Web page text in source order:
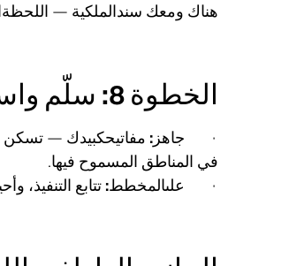
هناك ومعك سندالملكية —
الخطوة 8: سلّم واستلم
· جاهز: مفاتيحكبيدك — تسكن
في المناطق المسموح فيها.
· علىالمخطط: تتابع التنفيذ،